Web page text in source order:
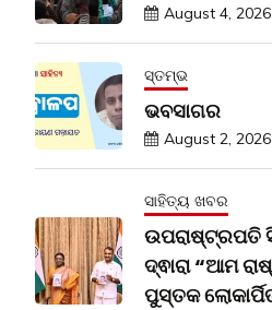
August 4, 2026
ସ୍ତମ୍ଭ
ଭବସାଗର
August 2, 2026
ସାହିତ୍ୟ ଖବର
ଉପରାଷ୍ଟ୍ରପତି
ଦ୍ଵାରା “ଆମ
ପୁସ୍ତକ